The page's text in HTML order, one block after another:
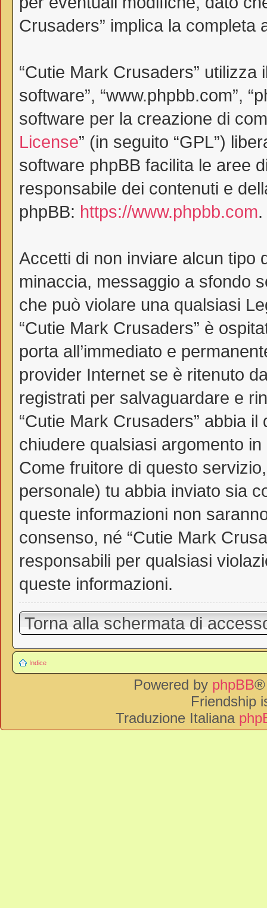
Crusaders” implica la completa
“Cutie Mark Crusaders” utilizza
software”, “www.phpbb.com”,
software per la creazione di
License” (in seguito “GPL”)
software phpBB facilita le aree
responsabile dei contenuti e
phpBB: https://www.phpbb.com.
Accetti di non inviare alcun tipo
minaccia, messaggio a sfondo
che può violare una qualsiasi
“Cutie Mark Crusaders” è
porta all’immediato e
provider Internet se è ritenuto
registrati per salvaguardare e
“Cutie Mark Crusaders” abbia
chiudere qualsiasi argomento
Come fruitore di questo
personale) tu abbia inviato sia
queste informazioni non
consenso, né “Cutie Mark
responsabili per qualsiasi
queste informazioni.
Torna alla schermata di
Indice
Powered by phpBB®
Friendship
Traduzione Italiana